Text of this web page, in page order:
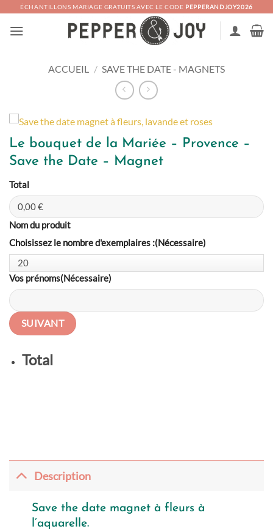
Passer
contenu
ÉCHANTILLONS MARIAGE GRATUITS AVEC LE CODE PEPPERANDJOY2026
ACCUEIL / SAVE THE DATE - MAGNETS
Le bouquet de la Mariée – Provence –
Save the Date – Magnet
Total
Nom du produit
Choisissez le nombre d'exemplaires :(Nécessaire)
Vos prénoms(Nécessaire)
SUIVANT
Total
Description
Save the date magnet à fleurs à
l’aquarelle.